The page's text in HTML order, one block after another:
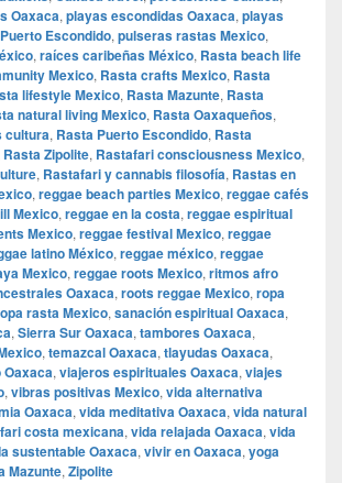
Oaxaca, playas escondidas Oaxaca, playas
Puerto Escondido, pulseras rastas Mexico,
, raíces caribeñas México, Rasta beach life
Mexico, Rasta crafts Mexico, Rasta
lifestyle Mexico, Rasta Mazunte, Rasta
natural living Mexico, Rasta Oaxaqueños,
cultura, Rasta Puerto Escondido, Rasta
Rasta Zipolite, Rastafari consciousness Mexico,
, Rastafari y cannabis filosofía, Rastas en
, reggae beach parties Mexico, reggae cafés
Mexico, reggae en la costa, reggae espiritual
Mexico, reggae festival Mexico, reggae
latino México, reggae méxico, reggae
Mexico, reggae roots Mexico, ritmos afro
Oaxaca, roots reggae Mexico, ropa
rasta Mexico, sanación espiritual Oaxaca,
, Sierra Sur Oaxaca, tambores Oaxaca,
, temazcal Oaxaca, tlayudas Oaxaca,
, viajeros espirituales Oaxaca, viajes
, vibras positivas Mexico, vida alternativa
Oaxaca, vida meditativa Oaxaca, vida natural
costa mexicana, vida relajada Oaxaca, vida
sustentable Oaxaca, vivir en Oaxaca, yoga
Mazunte, Zipolite